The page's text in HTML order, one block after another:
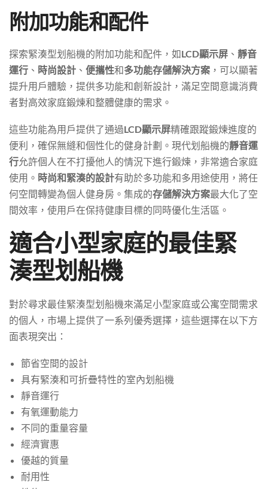
附加功能和配件
探索緊湊型划船機的附加功能和配件，如LCD顯示屏 、 靜音
運行 、 時尚設計 、 便攜性和多功能存儲解決方案 ，可以顯著
提升用戶體驗，提供多功能和創新設計，滿足空間意識消費
者對高效家庭鍛煉和整體健康的需求。
這些功能為用戶提供了通過LCD顯示屏精確跟蹤鍛煉進度的
便利，確保無縫和個性化的健身計劃。現代划船機的靜音運
行允許個人在不打擾他人的情況下進行鍛煉，非常適合家庭
使用。 時尚和緊湊的設計有助於多功能和多用途使用，將任
何空間轉變為個人健身房。集成的存儲解決方案最大化了空
間效率，使用戶在保持健康目標的同時優化生活區。
適合小型家庭的最佳緊
湊型划船機
對於尋求最佳緊湊型划船機來滿足小型家庭或公寓空間需求
的個人，市場上提供了一系列優秀選擇，這些選擇在以下方
面表現突出：
節省空間的設計
具有緊湊和可折疊特性的室內划船機
靜音運行
有氧運動能力
不同的重量容量
經濟實惠
優越的質量
耐用性